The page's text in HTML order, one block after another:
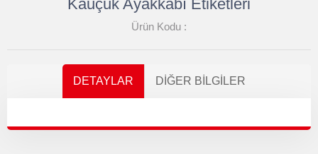
Kauçuk Ayakkabı Etiketleri
Ürün Kodu :
DETAYLAR DIĞER BILGILER